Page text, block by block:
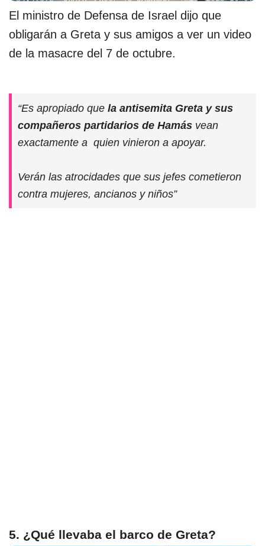
El ministro de Defensa de Israel dijo que
obligarán a Greta y sus amigos a ver un video
de la masacre del 7 de octubre.
“Es apropiado que la antisemita Greta y sus
compañeros partidarios de Hamás vean
exactamente a quien vinieron a apoyar.
Verán las atrocidades que sus jefes cometieron
contra mujeres, ancianos y niños”
5. ¿Qué llevaba el barco de Greta?